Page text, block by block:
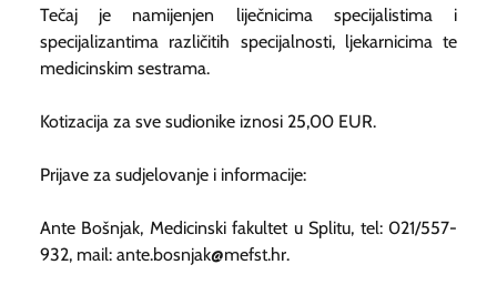
Tečaj je namijenjen liječnicima specijalistima i
specijalizantima različitih specijalnosti, ljekarnicima te
medicinskim sestrama.
Kotizacija za sve sudionike iznosi 25,00 EUR.
Prijave za sudjelovanje i informacije:
Ante Bošnjak, Medicinski fakultet u Splitu, tel: 021/557-
932, mail: ante.bosnjak@mefst.hr.